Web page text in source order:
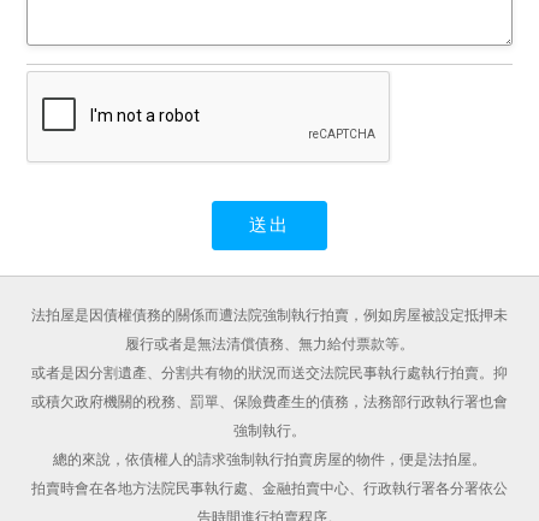
法拍屋是因債權債務的關係而遭法院強制執行拍賣，例如房屋被設定抵押未
履行或者是無法清償債務、無力給付票款等。
或者是因分割遺產、分割共有物的狀況而送交法院民事執行處執行拍賣。抑
或積欠政府機關的稅務、罰單、保險費產生的債務，法務部行政執行署也會
強制執行。
總的來說，依債權人的請求強制執行拍賣房屋的物件，便是法拍屋。
拍賣時會在各地方法院民事執行處、金融拍賣中心、行政執行署各分署依公